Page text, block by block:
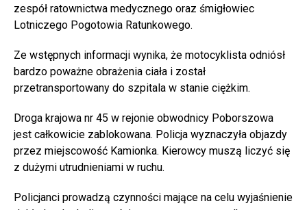
zespół ratownictwa medycznego oraz śmigłowiec
Lotniczego Pogotowia Ratunkowego.
Ze wstępnych informacji wynika, że motocyklista odniósł
bardzo poważne obrażenia ciała i został
przetransportowany do szpitala w stanie ciężkim.
Droga krajowa nr 45 w rejonie obwodnicy Poborszowa
jest całkowicie zablokowana. Policja wyznaczyła objazdy
przez miejscowość Kamionka. Kierowcy muszą liczyć się
z dużymi utrudnieniami w ruchu.
Policjanci prowadzą czynności mające na celu wyjaśnienie